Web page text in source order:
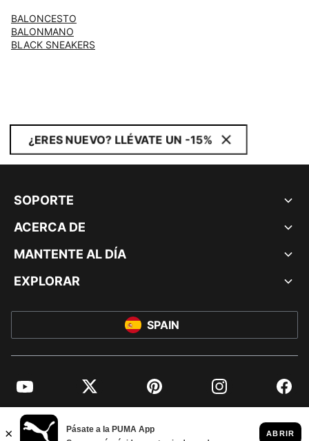
BALONCESTO
BALONMANO
BLACK SNEAKERS
¿ERES NUEVO? LLÉVATE UN -15%
SOPORTE
ACERCA DE
MANTENTE AL DÍA
EXPLORAR
SPAIN
YouTube Twitter Pinterest Instagram
© PUMA EUROPE GMBH, 2026. TODOS LOS DERECHOS RESERVADOS
AVISO LEGAL Y DATOS LEGALES